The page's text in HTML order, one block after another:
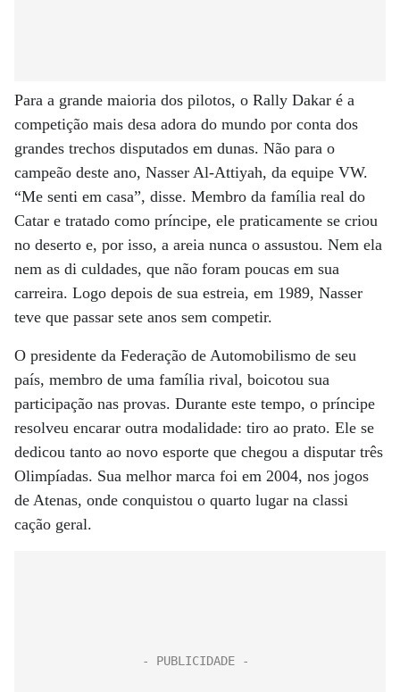
Para a grande maioria dos pilotos, o Rally Dakar é a
competição mais desa adora do mundo por conta dos
grandes trechos disputados em dunas. Não para o
campeão deste ano, Nasser Al-Attiyah, da equipe VW.
“Me senti em casa”, disse. Membro da família real do
Catar e tratado como príncipe, ele praticamente se criou
no deserto e, por isso, a areia nunca o assustou. Nem ela
nem as di culdades, que não foram poucas em sua
carreira. Logo depois de sua estreia, em 1989, Nasser
teve que passar sete anos sem competir.
O presidente da Federação de Automobilismo de seu
país, membro de uma família rival, boicotou sua
participação nas provas. Durante este tempo, o príncipe
resolveu encarar outra modalidade: tiro ao prato. Ele se
dedicou tanto ao novo esporte que chegou a disputar três
Olimpíadas. Sua melhor marca foi em 2004, nos jogos
de Atenas, onde conquistou o quarto lugar na classi
cação geral.